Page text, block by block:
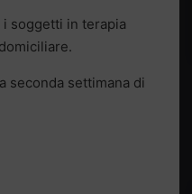
soggetti in terapia
seconda settimana di